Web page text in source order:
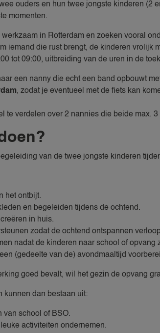
ouders en hun twee jongste kinderen
momenten.
in Rotterdam en zoeken vooral
iemand die rust brengt, de kinderen vrolijk
tot 09:00, uitbreiding van de uren in de
een nanny die echt een band opbouwt
, zodat je eventueel met de fiets kan
te verdelen over 2 nannies die beide max.
van de twee jongste kinderen
het ontbijt.
en begeleiden tijdens de ochtend.
in huis.
zodat de ochtend ontspannen
nadat de kinderen naar school of opvang
(gedeelte van de) avondmaaltijd
goed bevalt, wil het gezin de opvang
kunnen dan bestaan uit:
van school of BSO.
activiteiten ondernemen.